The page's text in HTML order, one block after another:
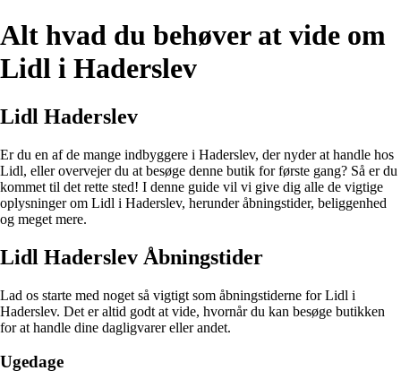
Alt hvad du behøver at vide om
Lidl i Haderslev
Lidl Haderslev
Er du en af ​​de mange indbyggere i Haderslev, der nyder at handle hos
Lidl, eller overvejer du at besøge denne butik for første gang? Så er du
kommet til det rette sted! I denne guide vil vi give dig alle de vigtige
oplysninger om Lidl i Haderslev, herunder åbningstider, beliggenhed
og meget mere.
Lidl Haderslev Åbningstider
Lad os starte med noget så vigtigt som åbningstiderne for Lidl i
Haderslev. Det er altid godt at vide, hvornår du kan besøge butikken
for at handle dine dagligvarer eller andet.
Ugedage